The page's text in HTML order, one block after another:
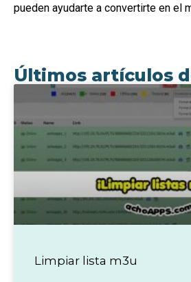
pueden ayudarte a convertirte en el
Últimos artículos
Limpiar lista m3u